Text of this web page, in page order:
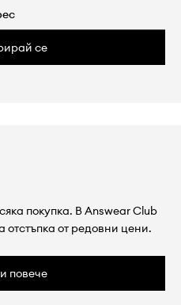
се
покупка. В Answear Club
отстъпка от редовни цени.
повече